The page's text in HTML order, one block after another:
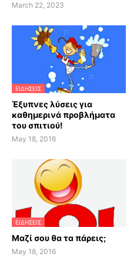
March 22, 2023
ΕΙΔΗΣΕΙΣ
Έξυπνες λύσεις για
καθημερινά προβλήματα
του σπιτιού!
May 18, 2016
ΕΙΔΗΣΕΙΣ
Μαζί σου θα τα πάρεις;
May 18, 2016